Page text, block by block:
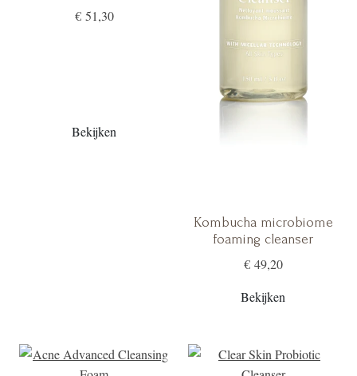
€ 51,30
Bekijken
Kombucha microbiome
foaming cleanser
€ 49,20
Bekijken